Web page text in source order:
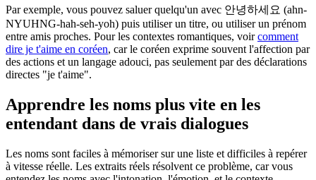
Par exemple, vous pouvez saluer quelqu'un avec 안녕하세요 (ahn-
NYUHNG-hah-seh-yoh) puis utiliser un titre, ou utiliser un prénom
entre amis proches. Pour les contextes romantiques, voircomment
dire je t'aime en coréen, car le coréen exprime souvent l'affection par
des actions et un langage adouci, pas seulement par des déclarations
directes "je t'aime".
Apprendre les noms plus vite en les
entendant dans de vrais dialogues
Les noms sont faciles à mémoriser sur une liste et difficiles à repérer
à vitesse réelle. Les extraits réels résolvent ce problème, car vous